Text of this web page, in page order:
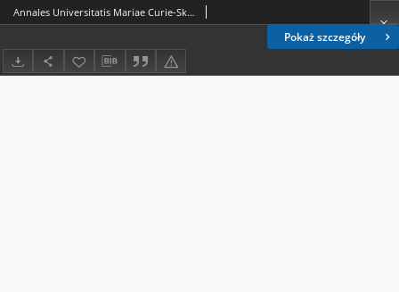
Pokaż szczegóły
Annales Universitatis Mariae Curie-Skłodowska. Sectio H, Oeconomia. Vol. 49 (2015), 2 - spis treści